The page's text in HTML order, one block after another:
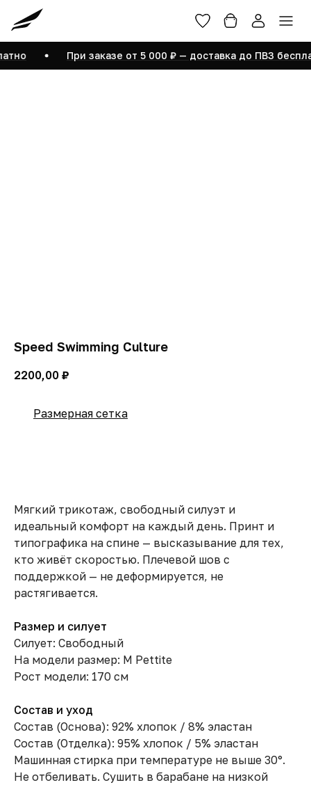
При заказе от 5 000 ₽ — доставка до ПВЗ
Speed Swimming Culture
2200,00 ₽
Размерная сетка
Мягкий трикотаж, свободный силуэт и
идеальный комфорт на каждый день. Принт и
типографика на спине — высказывание для тех,
кто живёт скоростью. Плечевой шов с
поддержкой — не деформируется, не
растягивается.
Размер и силует
Силует: Свободный
На модели размер: M Pettite
Рост модели: 170 см
Состав и уход
Состав (Основа): 92% хлопок / 8% эластан
Состав (Отделка): 95% хлопок / 5% эластан
Машинная стирка при температуре не выше 30°.
Не отбеливать. Сушить в барабане на низкой